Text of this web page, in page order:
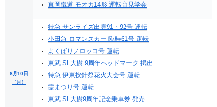
真岡鐵道 モオカ14形 運転台見学会
8月10日
（月）
特急 サンライズ出雲91・92号 運転
小田急 ロマンスカー 臨時61号 運転
よくばりノロッコ号 運転
東武 SL大樹 9周年ヘッドマーク 掲出
特急 伊東按針祭花火大会号 運転
霊まつり号 運転
東武 SL大樹9周年記念乗車券 発売